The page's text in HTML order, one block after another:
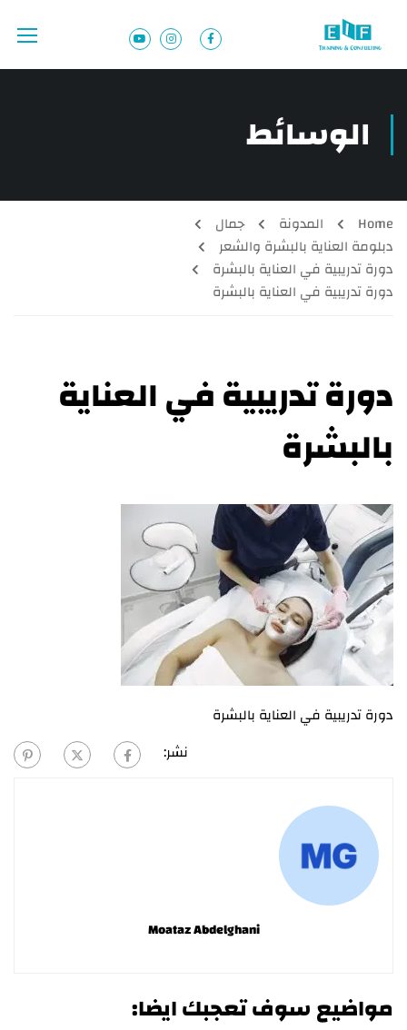
الوسائط
Home المدونة
جمال
دبلومة العناية بالبشرة والشعر
دورة تدريبية في العناية بالبشرة
دورة تدريبية في العناية بالبشرة
دورة تدريبية في العناية
بالبشرة
دورة تدريبية في العناية بالبشرة
نشر:
Moataz Abdelghani
مواضيع سوف تعجبك ايضا: